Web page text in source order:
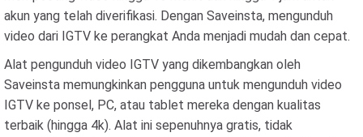
akun yang telah diverifikasi. Dengan Saveinsta, mengunduh
video dari IGTV ke perangkat Anda menjadi mudah dan cepat.
Alat pengunduh video IGTV yang dikembangkan oleh
Saveinsta memungkinkan pengguna untuk mengunduh video
IGTV ke ponsel, PC, atau tablet mereka dengan kualitas
terbaik (hingga 4k). Alat ini sepenuhnya gratis, tidak